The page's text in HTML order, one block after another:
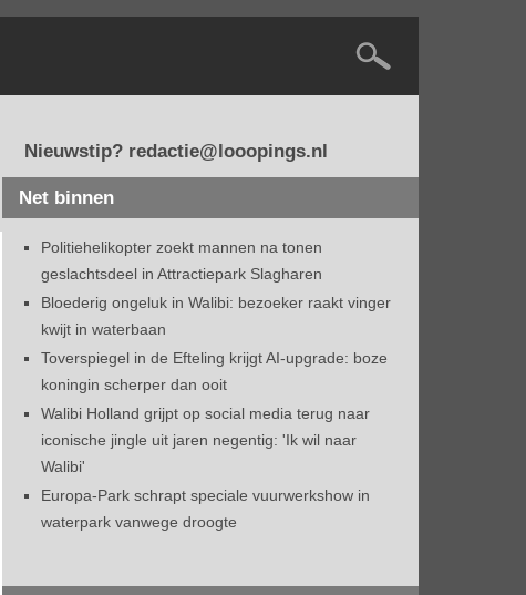
Nieuwstip? redactie@looopings.nl
Net binnen
Politiehelikopter zoekt mannen na tonen
geslachtsdeel in Attractiepark Slagharen
Bloederig ongeluk in Walibi: bezoeker raakt vinger
kwijt in waterbaan
Toverspiegel in de Efteling krijgt AI-upgrade: boze
koningin scherper dan ooit
Walibi Holland grijpt op social media terug naar
iconische jingle uit jaren negentig: 'Ik wil naar
Walibi'
Europa-Park schrapt speciale vuurwerkshow in
waterpark vanwege droogte